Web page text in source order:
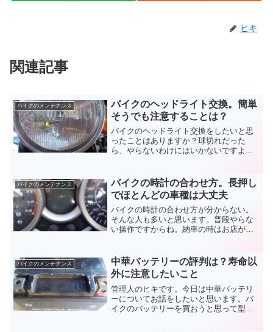
ヒキ
関連記事
バイクのメンテナンス
バイクのヘッドライト交換。簡単
そうでも注意することは？
バイクのヘッドライト交換をしたいと思
ったことはありますか？球切れだった
ら、やらないわけにはいかないですよ
体は簡単ですが、バイクのヘッドライト
交換は安全にもかかわりますよ。
バイクのメンテナンス
バイクの時計の合わせ方。長押し
でほとんどの車種は大丈夫
バイクの時計の合わせ方が分からない。
そんな人も多いと思います。普段やらな
い操作ですからね。納車の時はお店がや
交換でリセットされる場合も。バイクの
時計の合せ方をお伝えします。
バイクのメンテナンス
中華バッテリーの評判は？寿命以
外に注意したいこと
管理人のヒキです。今日は中華バッテリ
ーについてお話をしたいと思います。バ
イクのバッテリーを買おうと思って型番